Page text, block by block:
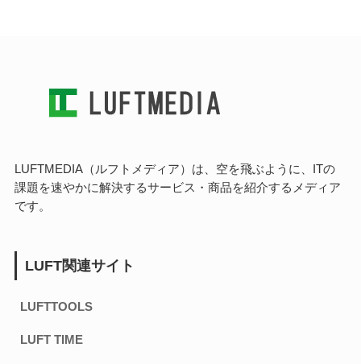
LUFTMEDIA（ルフトメディア）は、空を飛ぶように、ITの
課題を速やかに解決するサービス・商品を紹介するメディア
です。
LUFT関連サイト
LUFTTOOLS
LUFT TIME